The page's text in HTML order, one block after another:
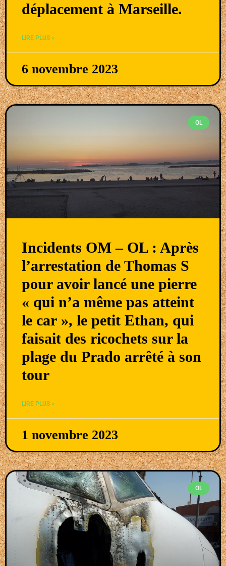
déplacement à Marseille.
LIRE PLUS »
6 novembre 2023
OL
Incidents OM – OL : Après
l’arrestation de Thomas S
pour avoir lancé une pierre
« qui n’a même pas atteint
le car », le petit Ethan, qui
faisait des ricochets sur la
plage du Prado arrêté à son
tour
LIRE PLUS »
1 novembre 2023
OL